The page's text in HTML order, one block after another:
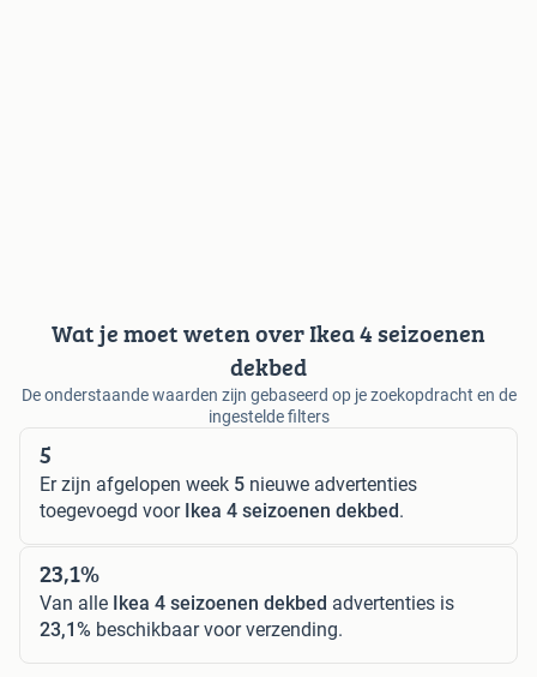
Wat je moet weten over Ikea 4 seizoenen
dekbed
De onderstaande waarden zijn gebaseerd op je zoekopdracht en de
ingestelde filters
5
Er zijn afgelopen week 5 nieuwe advertenties
toegevoegd voor Ikea 4 seizoenen dekbed.
23,1%
Van alle Ikea 4 seizoenen dekbed advertenties is
23,1% beschikbaar voor verzending.